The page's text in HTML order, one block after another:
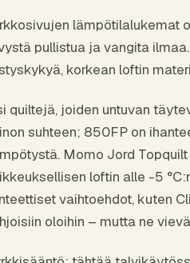
lämpötilalukemat
pullistua ja vangita
korkean loftin
quiltejä, joiden untuvan
suhteen; 850FP on
Momo Jord
loftin alle -5
vaihtoehdot, kuten
oloihin – mutta ne